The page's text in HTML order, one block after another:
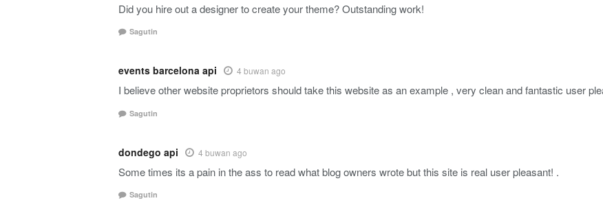
Did you hire out a designer to create your theme? Outstanding work!
Sagutin
events barcelona api 4 buwan ago
I believe other website proprietors should take this website as an example , very clean and fantastic user
Sagutin
dondego api 4 buwan ago
Some times its a pain in the ass to read what blog owners wrote but this site is real user pleasant! .
Sagutin